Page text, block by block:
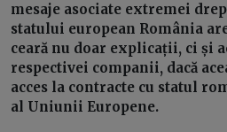
mesaje asociate extremei
statului european România
ceară nu doar explicații, ci și
respectivei companii, dacă
acces la contracte cu statul
al Uniunii Europene.